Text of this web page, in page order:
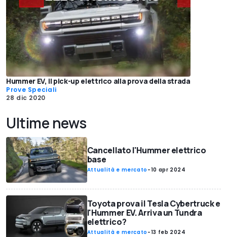
Hummer EV, il pick-up elettrico alla prova della strada
Prove Speciali
28 dic 2020
Ultime news
Cancellato l'Hummer elettrico
base
Attualità e mercato -10 apr 2024
Toyota prova il Tesla Cybertruck e
l'Hummer EV. Arriva un Tundra
elettrico?
Attualità e mercato -13 feb 2024